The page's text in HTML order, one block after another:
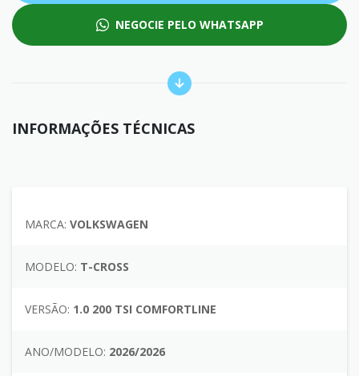
NEGOCIE PELO WHATSAPP
INFORMAÇÕES TÉCNICAS
MARCA: VOLKSWAGEN
MODELO: T-CROSS
VERSÃO: 1.0 200 TSI COMFORTLINE
ANO/MODELO: 2026/2026